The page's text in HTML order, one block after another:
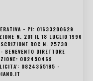
- PI: 01633200629
N. 201 IL 18 LUGLIO 1996
ROC N. 25730
DIRETTORE
082450469
0824355185 -